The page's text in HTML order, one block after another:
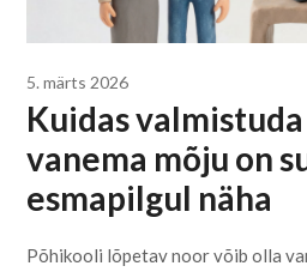
5. märts 2026
Kuidas
vanema mõju on
esmapilgul näha
Põhikooli lõpetav noor võib olla